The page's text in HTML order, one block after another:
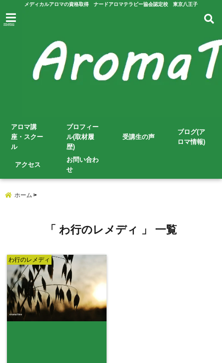
メディカルアロマの資格取得 ナードアロマテラピー協会認定校 東京八王子
menu
アロマ講
座・スクー
ル
プロフィー
ル(取材履
歴)
受講生の声
ブログ(ア
ロマ情報)
アクセス
お問い合わ
せ
ホーム
「 わ行のレメディ 」 一覧
わ行のレメディ